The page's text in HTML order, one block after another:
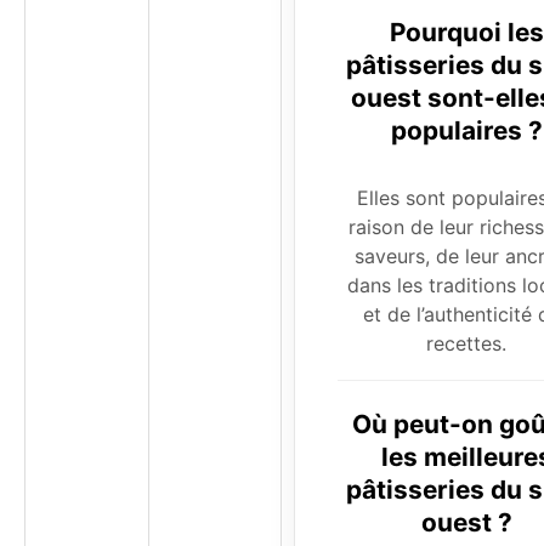
Pourquoi les
pâtisseries du
ouest sont-
populaires ?
Elles sont
raison de leur
saveurs, de leur
dans les traditions
et de l’authenticité
recettes.
Où peut-on
les
pâtisseries du
ouest ?